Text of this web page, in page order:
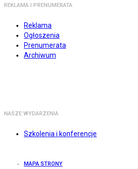
REKLAMA I PRENUMERATA
Reklama
Ogłoszenia
Prenumerata
Archiwum
NASZE WYDARZENIA
Szkolenia i konferencje
MAPA STRONY